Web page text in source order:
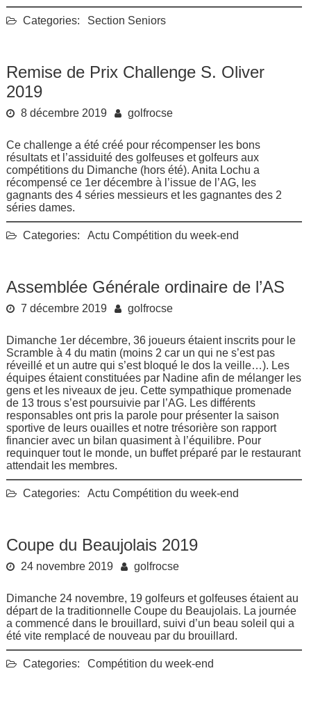
Categories: Section Seniors
Remise de Prix Challenge S. Oliver
2019
8 décembre 2019 golfrocse
Ce challenge a été créé pour récompenser les bons
résultats et l’assiduité des golfeuses et golfeurs aux
compétitions du Dimanche (hors été). Anita Lochu a
récompensé ce 1er décembre à l’issue de l’AG, les
gagnants des 4 séries messieurs et les gagnantes des 2
séries dames.
Categories: Actu Compétition du week-end
Assemblée Générale ordinaire de l’AS
7 décembre 2019 golfrocse
Dimanche 1er décembre, 36 joueurs étaient inscrits pour le
Scramble à 4 du matin (moins 2 car un qui ne s’est pas
réveillé et un autre qui s’est bloqué le dos la veille…). Les
équipes étaient constituées par Nadine afin de mélanger les
gens et les niveaux de jeu. Cette sympathique promenade
de 13 trous s’est poursuivie par l’AG. Les différents
responsables ont pris la parole pour présenter la saison
sportive de leurs ouailles et notre trésorière son rapport
financier avec un bilan quasiment à l’équilibre. Pour
requinquer tout le monde, un buffet préparé par le restaurant
attendait les membres.
Categories: Actu Compétition du week-end
Coupe du Beaujolais 2019
24 novembre 2019 golfrocse
Dimanche 24 novembre, 19 golfeurs et golfeuses étaient au
départ de la traditionnelle Coupe du Beaujolais. La journée
a commencé dans le brouillard, suivi d’un beau soleil qui a
été vite remplacé de nouveau par du brouillard.
Categories: Compétition du week-end